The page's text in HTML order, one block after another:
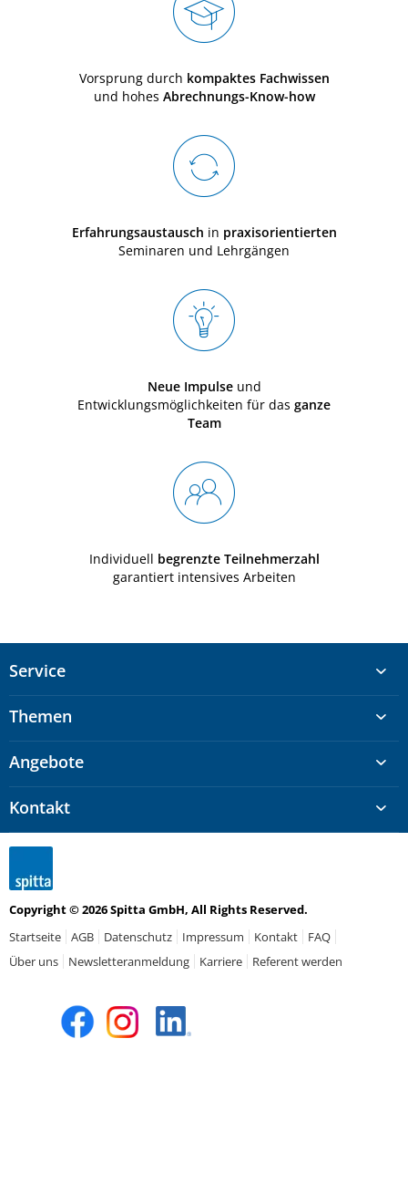
Vorsprung durch kompaktes Fachwissen
und hohes Abrechnungs-Know-how
Erfahrungsaustausch in praxisorientierten
Seminaren und Lehrgängen
Neue Impulseund
Entwicklungsmöglichkeiten für das ganze
Team
Individuell begrenzte Teilnehmerzahl
garantiert intensives Arbeiten
Service
Themen
Angebote
Kontakt
Copyright © 2026 Spitta GmbH, All Rights Reserved.
Startseite
AGB Datenschutz Impressum Kontakt
FAQ
Über uns
Newsletteranmeldung Karriere Referent werden